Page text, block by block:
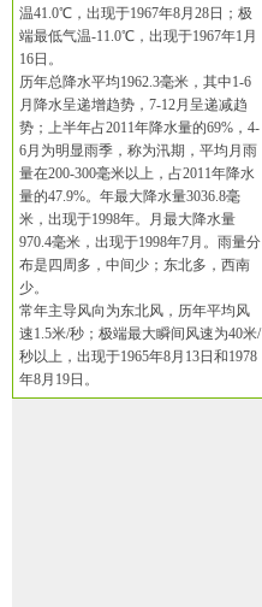
温41.0℃，出现于1967年8月28日；极
端最低气温-11.0℃，出现于1967年1月
16日。
历年总降水平均1962.3毫米，其中1-6
月降水呈递增趋势，7-12月呈递减趋
势；上半年占2011年降水量的69%，4-
6月为明显雨季，称为汛期，平均月雨
量在200-300毫米以上，占2011年降水
量的47.9%。年最大降水量3036.8毫
米，出现于1998年。月最大降水量
970.4毫米，出现于1998年7月。雨量分
布是四周多，中间少；东北多，西南
少。
常年主导风向为东北风，历年平均风
速1.5米/秒；极端最大瞬间风速为40米/
秒以上，出现于1965年8月13日和1978
年8月19日。